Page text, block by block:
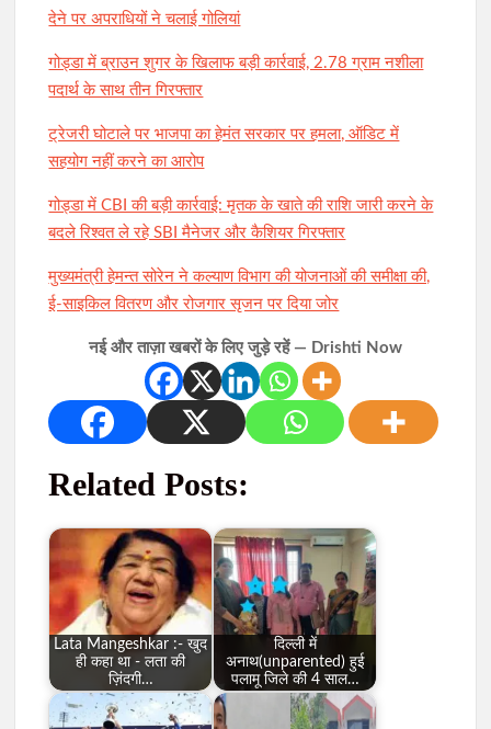
देने पर अपराधियों ने चलाई गोलियां
गोड्डा में ब्राउन शुगर के खिलाफ बड़ी कार्रवाई, 2.78 ग्राम नशीला
पदार्थ के साथ तीन गिरफ्तार
ट्रेजरी घोटाले पर भाजपा का हेमंत सरकार पर हमला, ऑडिट में
सहयोग नहीं करने का आरोप
गोड्डा में CBI की बड़ी कार्रवाई: मृतक के खाते की राशि जारी करने के
बदले रिश्वत ले रहे SBI मैनेजर और कैशियर गिरफ्तार
मुख्यमंत्री हेमन्त सोरेन ने कल्याण विभाग की योजनाओं की समीक्षा की,
ई-साइकिल वितरण और रोजगार सृजन पर दिया जोर
नई और ताज़ा खबरों के लिए जुड़े रहें — Drishti Now
Related Posts:
Lata Mangeshkar :- खुद
ही कहा था - लता की
ज़िंदगी…
दिल्ली में
अनाथ(unparented) हुई
पलामू जिले की 4 साल…